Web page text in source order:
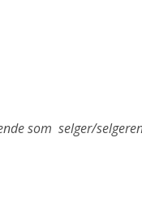
som selger/